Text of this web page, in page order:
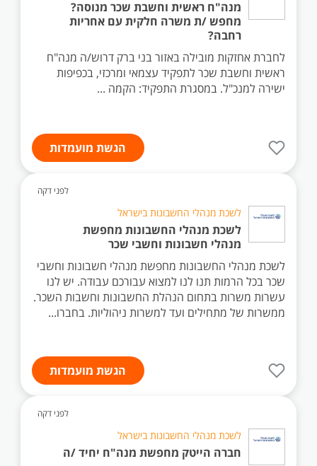
מנה"ח ראשית וחשבת שכר מנוסה?
מחפש /ת משרה חלקית עם אחריות
רחבה?
לחברת אחזקות מובילה באזור בני ברק דרוש/ה מנה"ח
ראשית וחשבת שכר לתפקיד עצמאי ומרכזי, בכפיפות
ישירה למנכ"ל. במסגרת התפקיד: הקמה ...
הגשת מועמדות
לפני דקה
לשכת מנהלי החשבונות בישראל
לשכת מנהלי החשבונות מחפשת
מנהלי חשבונות וחשבי שכר
לשכת מנהלי החשבונות מחפשת מנהלי חשבונות וחשבי
שכר בכל הרמות תנו לנו למצוא עבורכם עבודה. יש לנו
עשרות משרות בתחום הנהלת החשבונות וחשבות השכר.
ממשרות של מתחילים ועד למשרות ניהוליות. בחברו...
הגשת מועמדות
לפני דקה
לשכת מנהלי החשבונות בישראל
חברה הייטק מחפשת מנה"ח יחיד /ה